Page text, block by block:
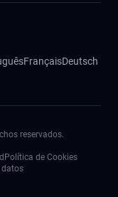
FrançaisDeutsch
reservados.
Política de Cookies
datos